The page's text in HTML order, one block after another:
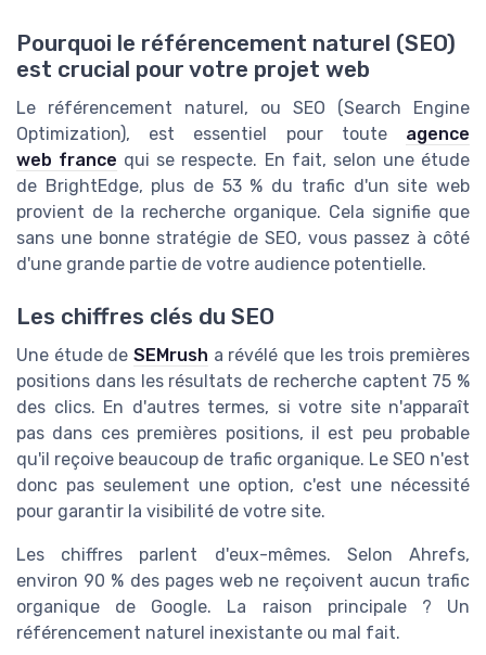
Pourquoi le référencement naturel (SEO)
est crucial pour votre projet web
Le référencement naturel, ou SEO (Search Engine
Optimization), est essentiel pour toute agence
web france qui se respecte. En fait, selon une étude
de BrightEdge, plus de 53 % du trafic d'un site web
provient de la recherche organique. Cela signifie que
sans une bonne stratégie de SEO, vous passez à côté
d'une grande partie de votre audience potentielle.
Les chiffres clés du SEO
Une étude de SEMrush a révélé que les trois premières
positions dans les résultats de recherche captent 75 %
des clics. En d'autres termes, si votre site n'apparaît
pas dans ces premières positions, il est peu probable
qu'il reçoive beaucoup de trafic organique. Le SEO n'est
donc pas seulement une option, c'est une nécessité
pour garantir la visibilité de votre site.
Les chiffres parlent d'eux-mêmes. Selon Ahrefs,
environ 90 % des pages web ne reçoivent aucun trafic
organique de Google. La raison principale ? Un
référencement naturel inexistante ou mal fait.